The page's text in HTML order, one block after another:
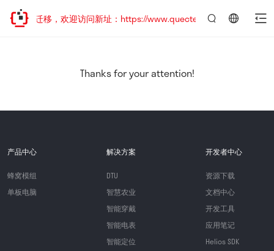
地址已迁移，欢迎访问新址：https://www.quectel.com.cn
Thanks for your attention!
产品中心
蜂窝模组
单板电脑
解决方案
DTU
智慧农业
智能穿戴
智能电表
智能定位
开发者中心
资源下载
文档中心
开发工具
应用笔记
Helios SDK